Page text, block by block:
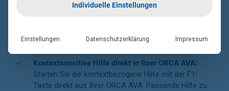
Kontextsensitive Hilfe direkt in Ihrer ORCA AVA:
Starten Sie die kontextbezogene Hilfe mit der F1-
Taste direkt aus Ihrer ORCA AVA. Passende Hilfe zu
Individuelle Einstellungen
Einstellungen Datenschutzerklärung Impressum